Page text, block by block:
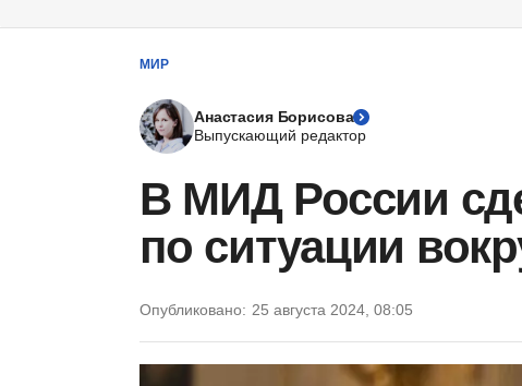
МИР
Анастасия Борисова
Выпускающий редактор
В МИД России
по ситуации
Опубликовано: 25 августа 2024, 08:05